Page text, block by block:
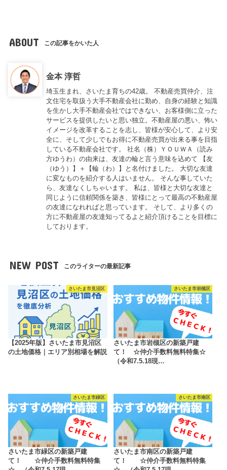
ABOUT この記事をかいた人
金本 淳哲
埼玉生まれ、さいたま育ちの42歳。 不動産売買仲介、注
文住宅を取扱う大手不動産会社に勤め、自身の経験と知識
を生かし大手不動産会社ではできない、お客様側に立った
サービスを提供したいと思い独立。不動産屋の悪い、怖い
イメージを改革することを志し、皆様が安心して、より安
全に、そして少しでもお得に不動産売買が出来る事を目指
している不動産会社です。 社名（株）ＹＯＵＷＡ（読み
方ゆうわ）の由来は、友達の輪と言う意味を込めて 【友
（ゆう）】＋【輪（わ）】と名付けました。 大切な友達
に変なものを紹介する人はいません。 そんな事していた
ら、友達なくしちゃいます。 私は、皆様と大切な友達と
同じように信頼関係を築き、皆様にとって最高の不動産屋
の友達になれればと思っています。 そして、より多くの
方に不動産屋の友達知ってるよと紹介頂けることを目標に
しております。
NEW POST このライターの最新記事
さいたま市見沼区
【2025年版】さいたま市見沼区
の土地価格｜エリア別相場を解説
さいたま市岩槻区
さいたま市岩槻区の新築戸建
て！ ☆仲介手数料無料特集☆
（令和7.5.18現…
さいたま市緑区
さいたま市緑区の新築戸建
て！ ☆仲介手数料無料特集
さいたま市南区
さいたま市南区の新築戸建
て！ ☆仲介手数料無料特集